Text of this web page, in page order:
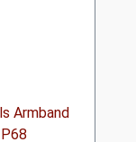
Armband